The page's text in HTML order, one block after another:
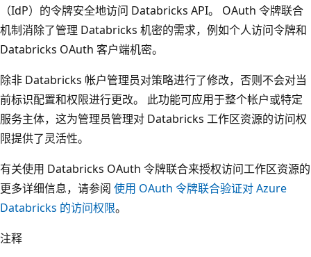
（IdP）的令牌安全地访问 Databricks API。 OAuth 令牌联合
机制消除了管理 Databricks 机密的需求，例如个人访问令牌和
Databricks OAuth 客户端机密。
除非 Databricks 帐户管理员对策略进行了修改，否则不会对当
前标识配置和权限进行更改。 此功能可应用于整个帐户或特定
服务主体，这为管理员管理对 Databricks 工作区资源的访问权
限提供了灵活性。
有关使用 Databricks OAuth 令牌联合来授权访问工作区资源的
更多详细信息，请参阅 使用 OAuth 令牌联合验证对 Azure
Databricks 的访问权限。
注释